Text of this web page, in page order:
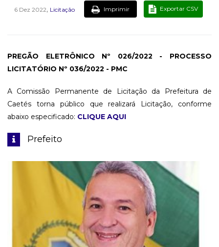
6 Dez 2022, Licitação Imprimir Exportar CSV
PREGÃO ELETRÔNICO Nº 026/2022 - PROCESSO
LICITATÓRIO Nº 036/2022 - PMC
A Comissão Permanente de Licitação da Prefeitura de
Caetés torna público que realizará Licitação, conforme
abaixo especificado: CLIQUE AQUI
Prefeito